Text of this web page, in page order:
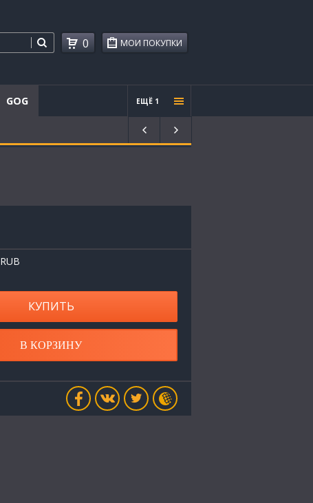
МОИ ПОКУПКИ
0
GOG ЕЩЁ 1
Проче
е
RUB
КУПИТЬ
В КОРЗИНУ